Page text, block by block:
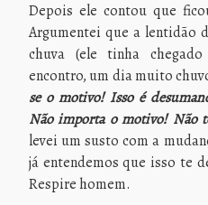
Depois ele contou que
Argumentei que a lentidão
chuva (ele tinha
encontro, um dia muito
se o motivo! Isso é
Não importa o motivo! Não
levei um susto com a
já entendemos que isso te
Respire homem.